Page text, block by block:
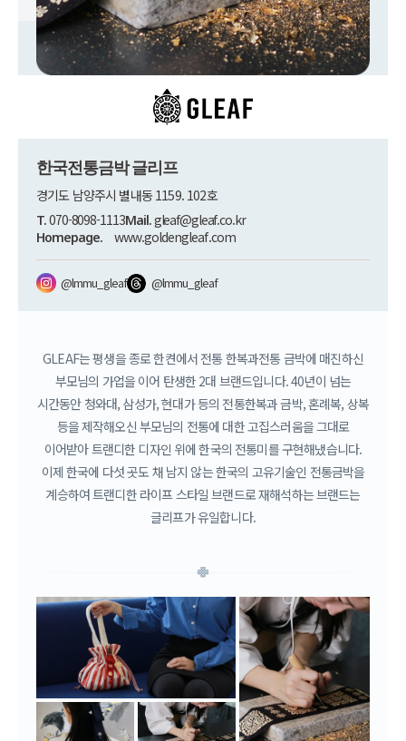
한국전통금박 글리프
경기도 남양주시 별내동 1159. 102호
T.070-8098-1113Mail.gleaf@gleaf.co.kr
Homepage. www.goldengleaf.com
@lmmu_gleaf @lmmu_gleaf
GLEAF는 평생을 종로 한켠에서 전통 한복과전통 금박에 매진하신
부모님의 가업을 이어 탄생한 2대 브랜드입니다. 40년이 넘는
시간동안 청와대, 삼성가, 현대가 등의 전통한복과 금박, 혼례복, 상복
등을 제작해오신 부모님의 전통에 대한 고집스러움을 그대로
이어받아 트랜디한 디자인 위에 한국의 전통미를 구현해냈습니다.
이제 한국에 다섯 곳도 채 남지 않는 한국의 고유기술인 전통금박을
계승하여트랜디한 라이프 스타일 브랜드로 재해석하는 브랜드는
글리프가 유일합니다.